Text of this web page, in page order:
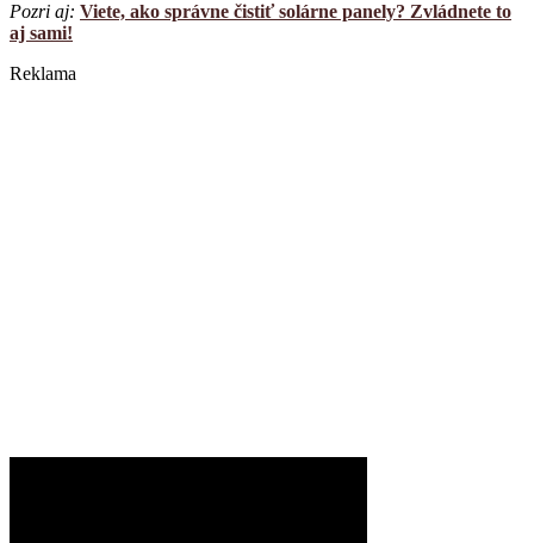
Pozri aj: Viete, ako správne čistiť solárne panely? Zvládnete to
aj sami!
Reklama